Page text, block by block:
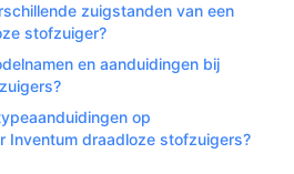
droog en laad het op een
plek volgens de instructies.
je de stofzuiger op de oplader
en de handleiding. Twee
zuigstanden van een
stofzuiger?
en aanduidingen bij
op
Inventum draadloze stofzuigers?